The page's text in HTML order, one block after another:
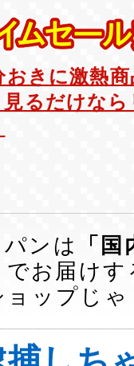
おきに激熱
見るだけな
ンは
「
でお届けす
ョップじゃ